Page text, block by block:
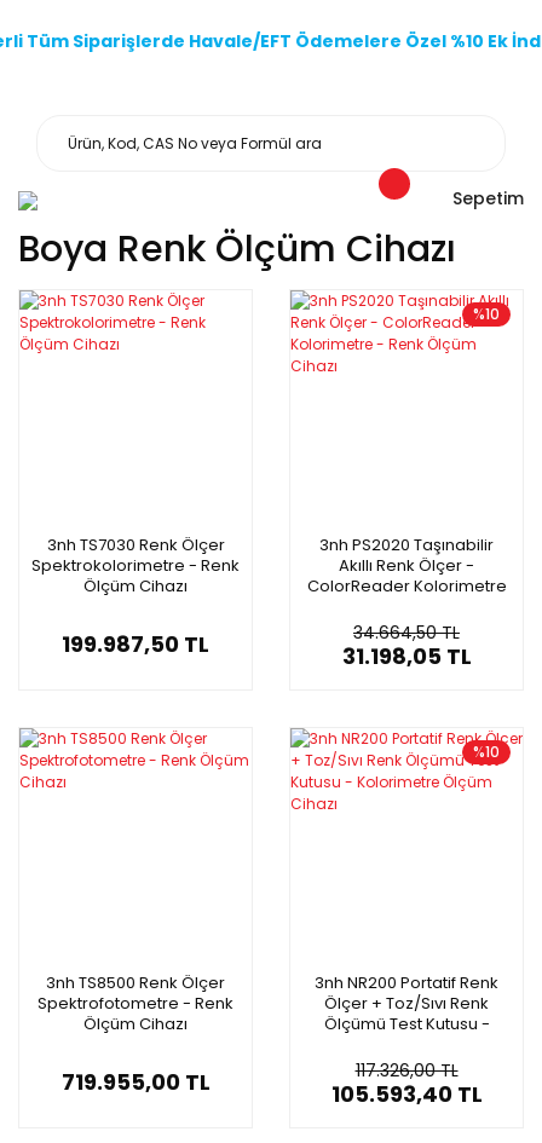
Tüm Siparişlerde Havale/EFT Ödemelere Özel %10 Ek
Sepetim
Boya Renk Ölçüm Cihazı
3nh TS7030 Renk Ölçer
Spektrokolorimetre - Renk
Ölçüm Cihazı
199.987,50 TL
%10
3nh PS2020 Taşınabilir
Akıllı Renk Ölçer -
ColorReader Kolorimetre
34.664,50 TL
31.198,05 TL
3nh TS8500 Renk Ölçer
Spektrofotometre - Renk
Ölçüm Cihazı
719.955,00 TL
%10
3nh NR200 Portatif Renk
Ölçer + Toz/Sıvı Renk
Ölçümü Test Kutusu -
117.326,00 TL
105.593,40 TL